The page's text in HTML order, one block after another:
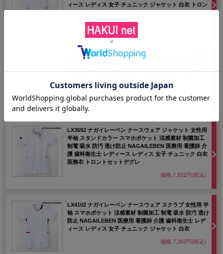
ィース レディス 女子 チュニック ジャケット 白衣 トロン
LX3687 ナガイレーベン ナースウェア ジャケット 女性用
け防止 NAGAILEBEN 医療用 看護師 介護 歯科衛生士 レ
デグレ
価格:7,931円(税込)
LX3692 ナガイレーベン ナースウェア ジャケット 女性用
半袖 スタンドカラー スマホポケット 涼感素材 制菌加工
制電 吸水 防汚 透け防止 NAGAILEBEN 医療用 看護師 介
護 歯科衛生士 レディース レディス 女子 チュニック 白衣
医務衣 トロントセットデグレ
価格:7,931円(税込)
LX4102 ナガイレーベン ナースウェア スクラブ 女性用 半
袖 スマホポケット 涼感素材 制菌加工 制電 吸水 防汚 透け
防止 NAGAILEBEN 医療用 看護師 介護 歯科衛生士 レデ
ィース レディス 女子 チュニック ジャケット 白衣
価格:7,392円(税込)